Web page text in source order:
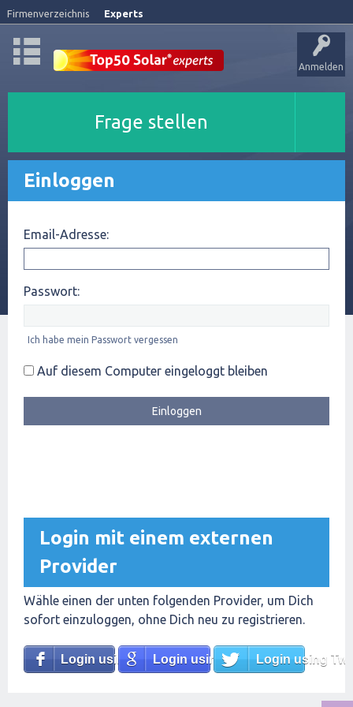
Firmenverzeichnis Experts
Anmelden
Frage stellen
Einloggen
Email-Adresse:
Passwort:
Ich habe mein Passwort vergessen
Auf diesem Computer eingeloggt bleiben
Login mit einem externen
Provider
Wähle einen der unten folgenden Provider, um Dich
sofort einzuloggen, ohne Dich neu zu registrieren.
Login using FacebookLogin using GoogleLogin using